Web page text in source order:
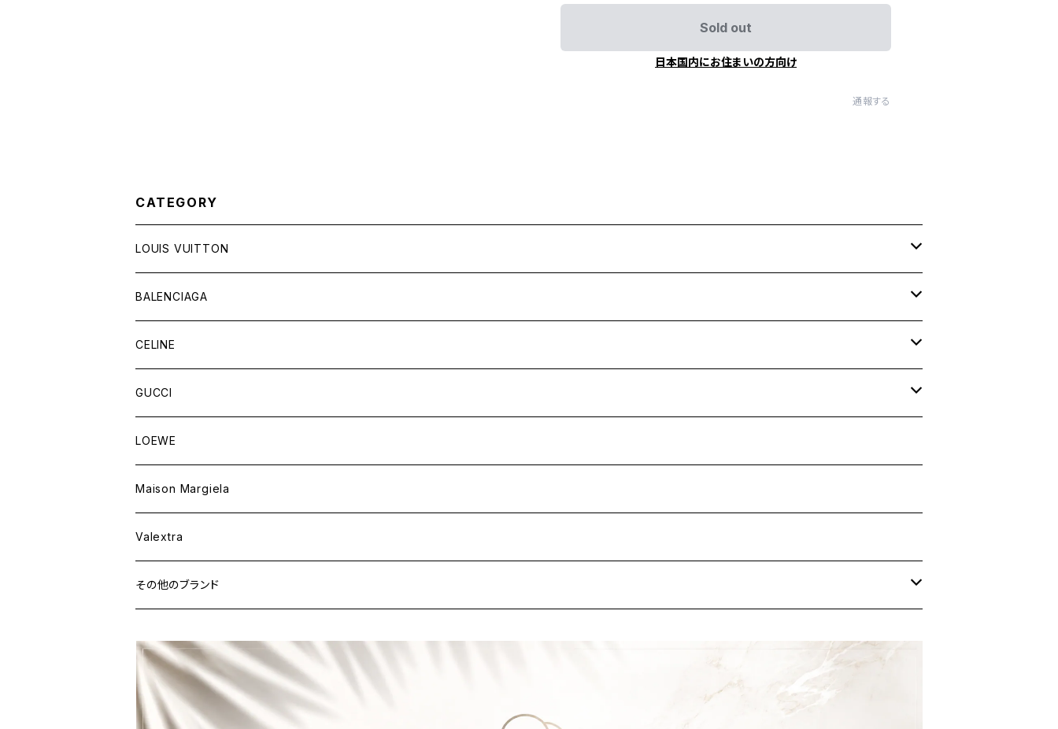
Sold out
日本国内にお住まいの方向け
通報する
CATEGORY
LOUIS VUITTON
バッグ
財布&小物
ウェア
BALENCIAGA
バッグ
財布&小物
ウェア
CELINE
バッグ
財布&小物
ウェア
GUCCI
バッグ
財布&小物
ウェア
LOEWE
Maison Margiela
Valextra
その他のブランド
財布&小物